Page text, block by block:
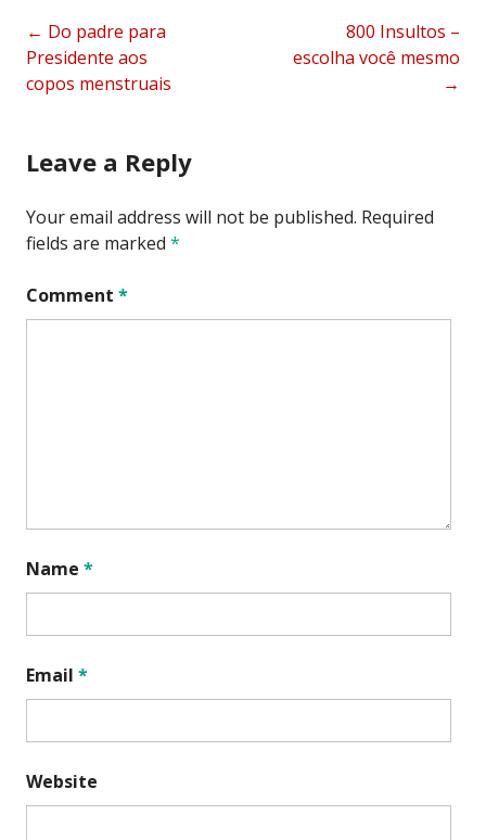
Post
navigation
← Do padre para
Presidente aos
copos menstruais
800 Insultos –
escolha você mesmo
→
Leave a Reply
Your email address will not be published. Required
fields are marked *
Comment *
Name *
Email *
Website